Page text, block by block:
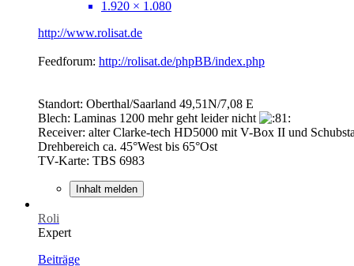
1.920 × 1.080
http://www.rolisat.de
Feedforum: http://rolisat.de/phpBB/index.php
Standort: Oberthal/Saarland 49,51N/7,08 E
Blech: Laminas 1200 mehr geht leider nicht
Receiver: alter Clarke-tech HD5000 mit V-Box II und
Drehbereich ca. 45°West bis 65°Ost
TV-Karte: TBS 6983
Inhalt melden
Roli
Expert
Beiträge